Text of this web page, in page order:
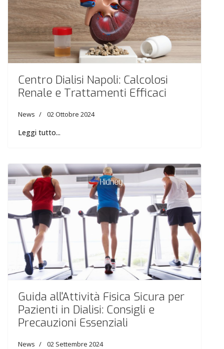
Centro Dialisi Napoli: Calcolosi
Renale e Trattamenti Efficaci
News 02 Ottobre 2024
Leggi tutto...
Guida all'Attività Fisica Sicura per
Pazienti in Dialisi: Consigli e
Precauzioni Essenziali
News 02 Settembre 2024